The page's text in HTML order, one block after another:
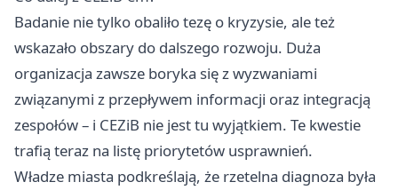
Badanie nie tylko obaliło tezę o kryzysie, ale też
wskazało obszary do dalszego rozwoju. Duża
organizacja zawsze boryka się z wyzwaniami
związanymi z przepływem informacji oraz integracją
zespołów – i CEZiB nie jest tu wyjątkiem. Te kwestie
trafią teraz na listę priorytetów usprawnień.
Władze miasta podkreślają, że rzetelna diagnoza była